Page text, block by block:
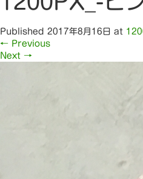
Published 2017年8月16日 at
← Previous
Next →